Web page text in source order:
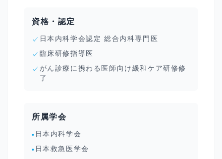
資格・認定
✓ 日本内科学会認定 総合内科専門医
✓ 臨床研修指導医
✓ がん診療に携わる医師向け緩和ケア研修修
了
所属学会
• 日本内科学会
• 日本救急医学会